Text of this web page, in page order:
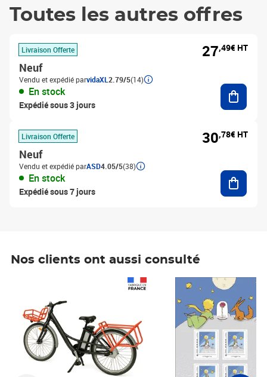
Toutes les autres offres
Livraison Offerte
Neuf
Vendu et expédié parvidaXL 2.79/5(14)
En stock
Expédié sous 3 jours
27,49€ HT
Livraison Offerte
Neuf
Vendu et expédié parASD4.05/5(38)
En stock
Expédié sous 7 jours
30,78€ HT
Nos clients ont aussi consulté
Prix 6,25€ HT